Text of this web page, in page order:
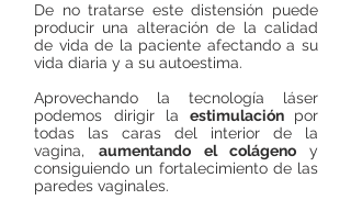
De no tratarse este distensión puede
producir una alteración de la calidad
de vida de la paciente afectando a su
vida diaria y a su autoestima.
Aprovechando la tecnología láser
podemos dirigir la estimulación por
todas las caras del interior de la
vagina, aumentando el colágeno y
consiguiendo un fortalecimiento de las
paredes vaginales.